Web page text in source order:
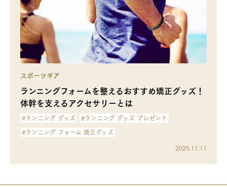
スポーツギア
ランニングフォームを整えるおすすめ矯正グッズ！
体幹を支えるアクセサリーとは
#ランニング グッズ #ランニング グッズ プレゼント
#ランニング フォーム 矯正グッズ
2025.11.11